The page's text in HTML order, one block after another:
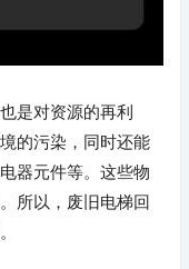
是对资源的再利
的污染，同时还能
器元件等。这些物
所以，废旧电梯回